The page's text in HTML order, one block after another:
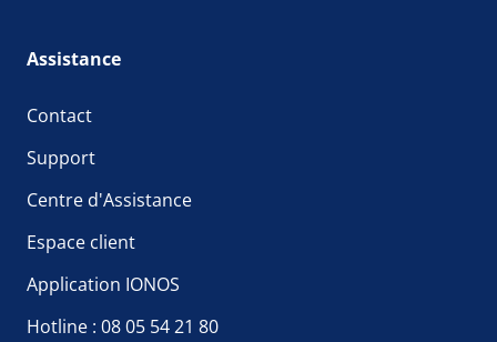
Assistance
Contact
Support
Centre d'Assistance
Espace client
Application IONOS
Hotline : 08 05 54 21 80